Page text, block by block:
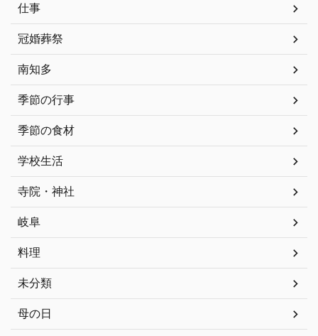
仕事
冠婚葬祭
南知多
季節の行事
季節の食材
学校生活
寺院・神社
岐阜
料理
未分類
母の日